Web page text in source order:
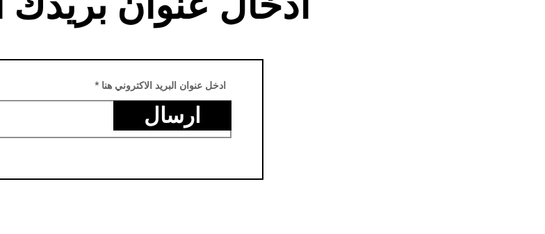
ادخل عنوان البريد الاكتروني هنا
ارسال